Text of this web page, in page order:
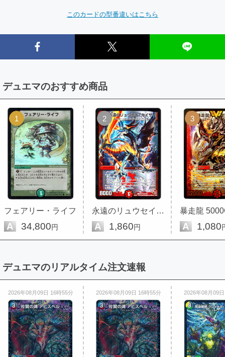
このカードの型番違いはこちら
デュエマのおすすめ商品
1
フェアリー・ライフ
A 34,800円
2
永遠のリュウセイ・カイザー
A 1,860円
3
暴走龍
A 1,080
デュエマのリアルタイム注文速報
2026年08月09日 16時55分 2026年08月09日 16時55分 2026年08月09